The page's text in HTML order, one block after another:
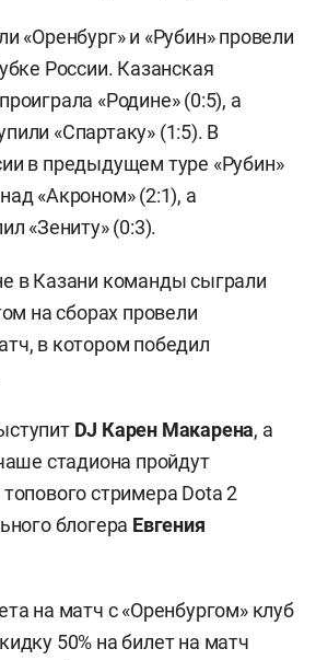
«Оренбург» и «Рубин» провели
России. Казанская
«Родине» (0:5), а
«Спартаку» (1:5). В
в предыдущем туре «Рубин»
«Акроном» (2:1), а
«Зениту» (0:3).
в Казани команды сыграли
на сборах провели
в котором победил
DJ Карен Макарена, а
стадиона пройдут
стримера Dota 2
блогера Евгения
на матч с «Оренбургом» клуб
50% на билет на матч